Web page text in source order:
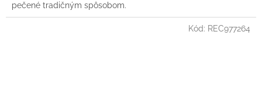
pečené tradičným spôsobom.
Kód: REC977264